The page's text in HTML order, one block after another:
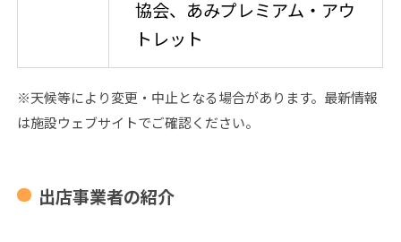
協会、あみプレミアム・アウ
トレット
※天候等により変更・中止となる場合があります。最新情報
は施設ウェブサイトでご確認ください。
出店事業者の紹介